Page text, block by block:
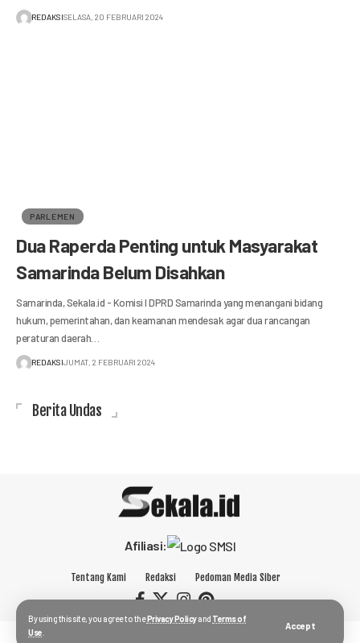
By using this site, you agree to thePrivacy Policyand Terms of
Use
Accept
REDAKSISELASA, 20 FEBRUARI 2024
PARLEMEN
Dua Raperda Penting untuk Masyarakat
Samarinda Belum Disahkan
Samarinda, Sekala.id - Komisi I DPRD Samarinda yang menangani bidang
hukum, pemerintahan, dan keamanan mendesak agar dua rancangan
peraturan daerah…
REDAKSIJUMAT, 2 FEBRUARI 2024
Berita Undas
Afiliasi:
Tentang Kami Redaksi Pedoman Media Siber